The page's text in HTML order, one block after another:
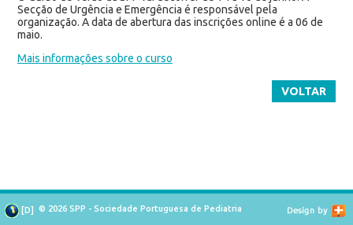
Secção de Urgência e Emergência é responsável pela
organização. A data de abertura das inscrições online é a 06 de
maio.
Mais informações sobre o curso
VOLTAR
[D] © 2026 SPP - Sociedade Portuguesa de Pediatria